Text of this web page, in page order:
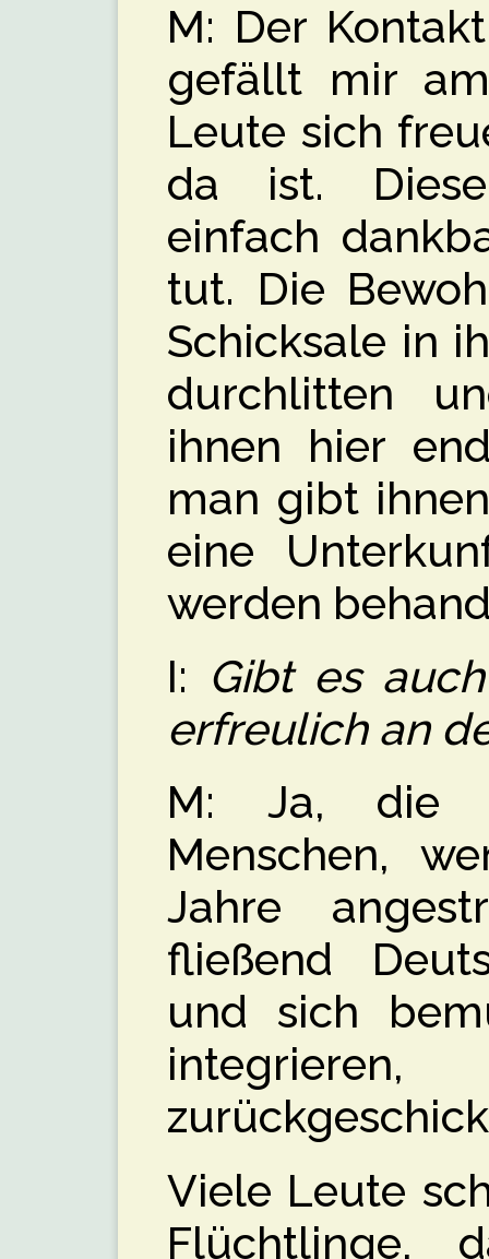
M: Der
gefällt mir
Leute sich
da ist.
einfach
tut. Die
Schicksale in
durchlitten
ihnen hier
man gibt
eine
werden
I: Gibt es
erfreulich an
M: Ja, die
Menschen,
Jahre
fließend
und sich
Viele Leute
Flüchtlinge,